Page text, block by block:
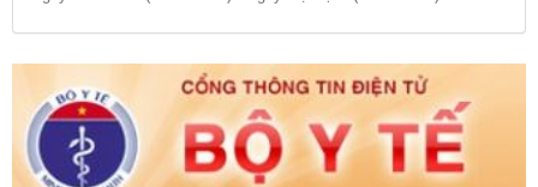
Tên:(CẬP NHẬT DANH SÁCH CÁC ĐỊA ĐIỂM NGUY CƠ CẦN
KHAI BÁO Y TẾ THEO THÔNG BÁO KHẨN CỦA BỘ Y TẾ)
Ngày ban hành: (09/07/2021) -Ngày hiệu lực: (09/07/2021)
Tên:(CẬP NHẬT DANH SÁCH CÁC ĐỊA ĐIỂM NGUY CƠ CẦN
KHAI BÁO Y TẾ THEO THÔNG BÁO KHẨN CỦA BỘ Y TẾ)